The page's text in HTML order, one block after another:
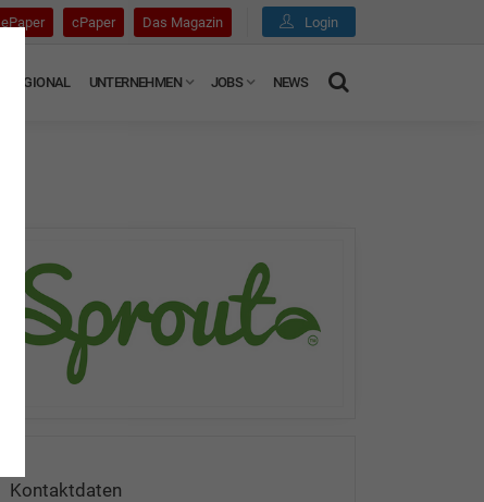
ePaper cPaper Das Magazin Login
REGIONAL UNTERNEHMEN JOBS NEWS
Kontaktdaten